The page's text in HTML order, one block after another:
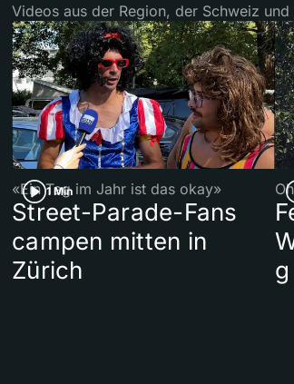
Videos aus der Region, der Schweiz und
1 Min
«Ein Tag im Jahr ist das okay»
Street-Parade-Fans
campen mitten in
Zürich